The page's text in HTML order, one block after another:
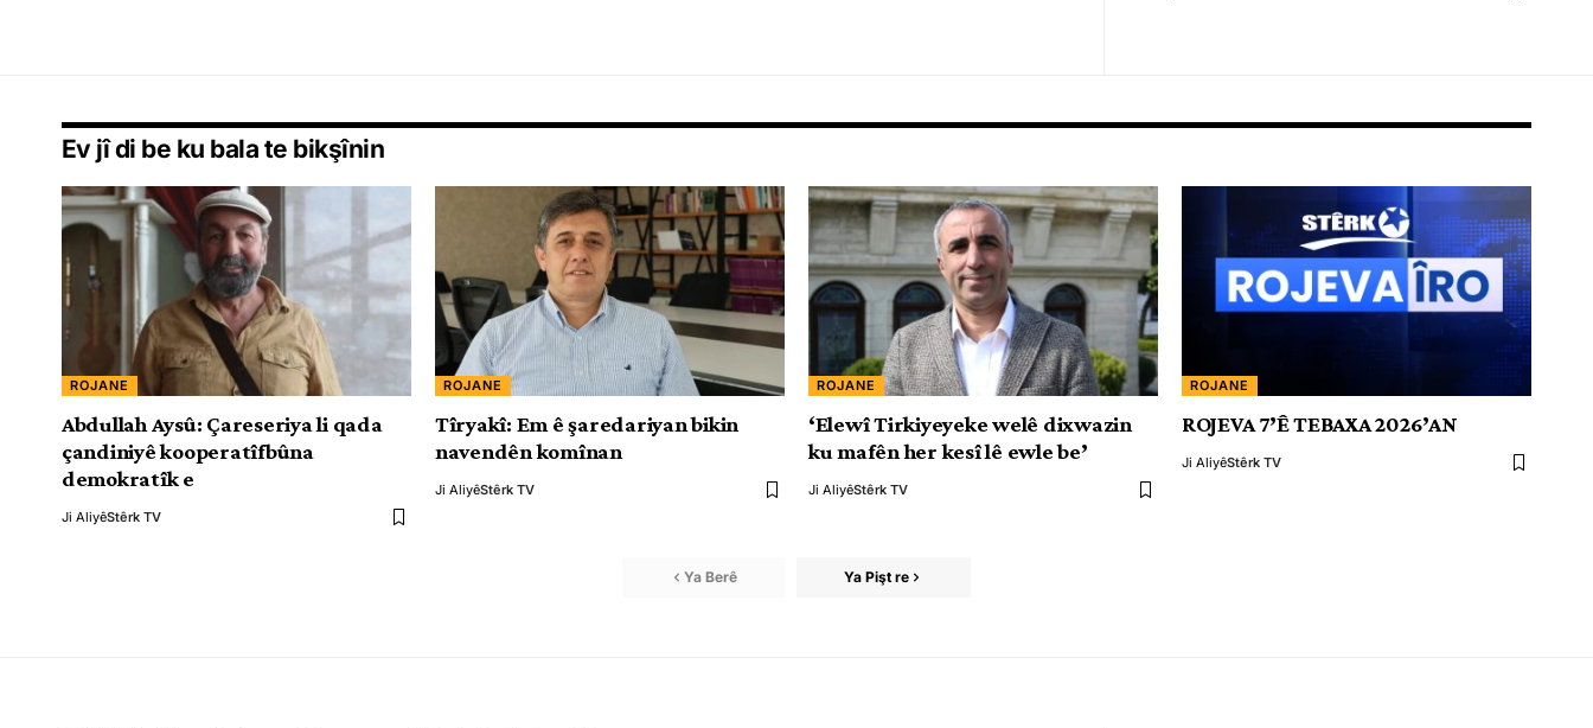
Ev jî di be ku bala te bikşînin
ROJANE
Abdullah Aysû: Çareseriya li qada
çandiniyê kooperatîfbûna
demokratîk e
Ji AliyêStêrk TV
ROJANE
Tîryakî: Em ê şaredariyan bikin
navendên komînan
Ji AliyêStêrk TV
ROJANE
‘Elewî Tirkiyeyeke welê dixwazin
ku mafên her kesî lê ewle be’
Ji AliyêStêrk TV
ROJANE
ROJEVA 7’Ê TEBAXA 2026’AN
Ji AliyêStêrk TV
Ya Berê Ya Pişt re